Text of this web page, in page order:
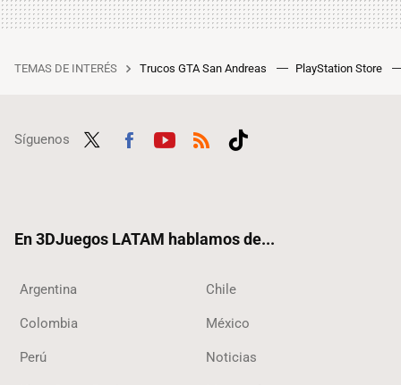
TEMAS DE INTERÉS Trucos GTA San Andreas PlayStation Store
Síguenos
En 3DJuegos LATAM hablamos de...
Argentina Chile
Colombia México
Perú Noticias